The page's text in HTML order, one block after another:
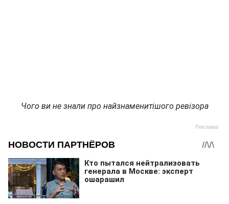
Чого ви не знали про найзнаменитішого ревізора